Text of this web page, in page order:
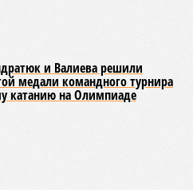
и Валиева решили
медали командного турнира
катанию на Олимпиаде